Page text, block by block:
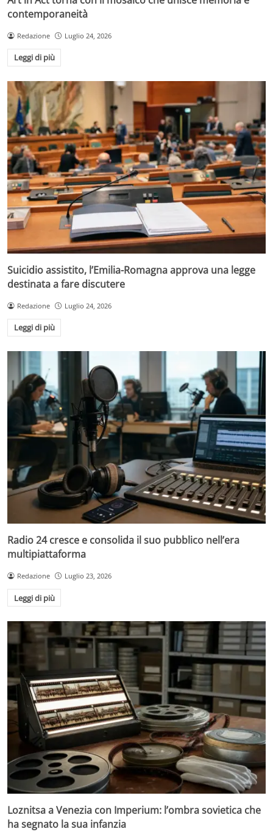
contemporaneità
Redazione Luglio 24, 2026
Leggi di più
Suicidio assistito, l’Emilia-Romagna approva una legge
destinata a fare discutere
Redazione Luglio 24, 2026
Leggi di più
Radio 24 cresce e consolida il suo pubblico nell’era
multipiattaforma
Redazione Luglio 23, 2026
Leggi di più
Loznitsa a Venezia con Imperium: l’ombra sovietica che
ha segnato la sua infanzia